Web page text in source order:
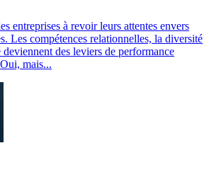
entreprises à revoir leurs attentes envers
Les compétences relationnelles, la diversité
des leviers de performance
mais...